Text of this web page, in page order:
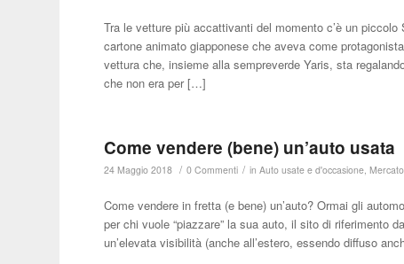
Tra le vetture più accattivanti del momento c’è un
cartone animato giapponese che aveva come
vettura che, insieme alla sempreverde Yaris, sta
che non era per […]
Come vendere (bene) un’auto usata
24 Maggio 2018 / 0 Commenti / inAuto usate e d'occasione,
Come vendere in fretta (e bene) un’auto? Ormai gli
per chi vuole “piazzare” la sua auto, il sito di riferimento
un’elevata visibilità (anche all’estero, essendo diffuso